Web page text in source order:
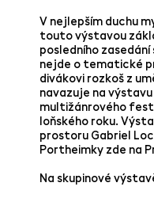
V nejlepším duchu
touto výstavou
posledního
nejde o tematické
divákovi rozkoš z
navazuje na
multižánrového
loňského roku.
prostoru Gabriel
Portheimky zde na
Na skupinové